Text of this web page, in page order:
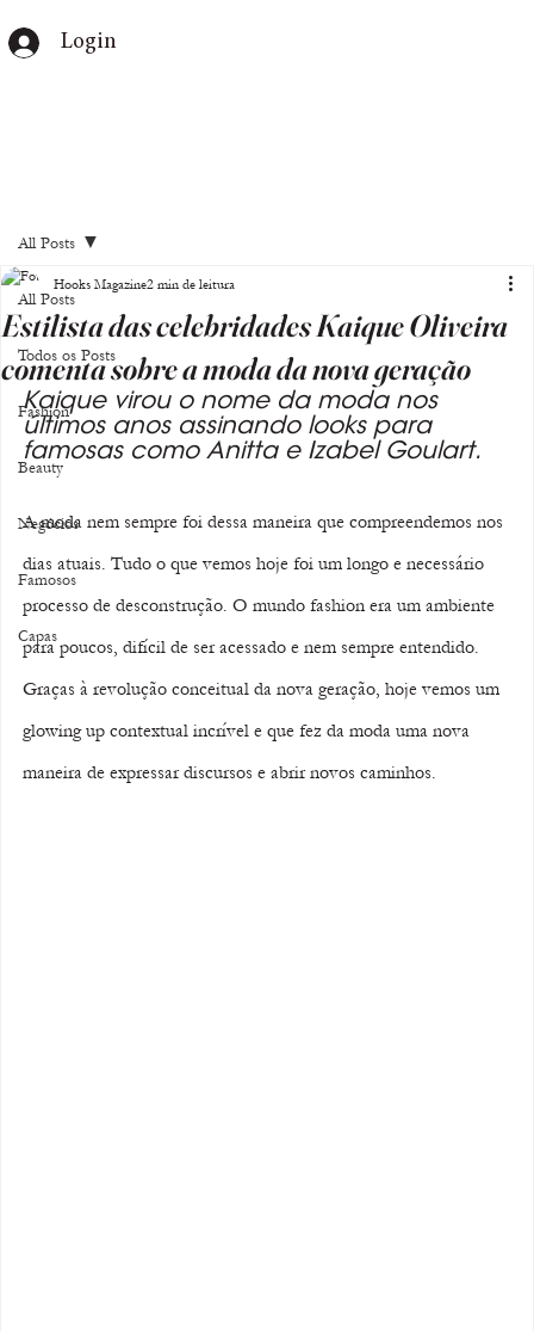
Login
All Posts
Todos os Posts
Fashion
Beauty
Negócios
Famosos
Capas
All Posts
Estilista das celebridades Kaique Oliveira
comenta sobre a moda da nova geração
Hooks Magazine2 min de leitura
Kaique virou o nome da moda nos
últimos anos assinando looks para
famosas como Anitta e Izabel Goulart.
A moda nem sempre foi dessa maneira que compreendemos nos
dias atuais. Tudo o que vemos hoje foi um longo e necessário
processo de desconstrução. O mundo fashion era um ambiente
para poucos, difícil de ser acessado e nem sempre entendido.
Graças à revolução conceitual da nova geração, hoje vemos um
glowing up contextual incrível e que fez da moda uma nova
maneira de expressar discursos e abrir novos caminhos.